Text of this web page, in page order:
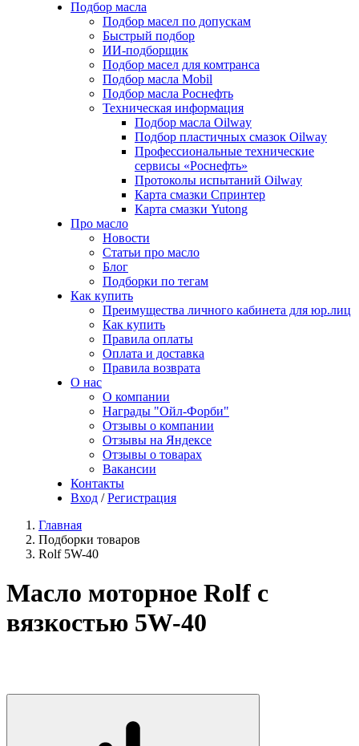
Подбор масла
Подбор масел по допускам
Быстрый подбор
ИИ-подборщик
Подбор масел для комтранса
Подбор масла Mobil
Подбор масла Роснефть
Техническая информация
Подбор масла Oilway
Подбор пластичных смазок Oilway
Профессиональные технические
сервисы «Роснефть»
Протоколы испытаний Oilway
Карта смазки Спринтер
Карта смазки Yutong
Про масло
Новости
Статьи про масло
Блог
Подборки по тегам
Как купить
Преимущества личного кабинета для юр.лиц
Как купить
Правила оплаты
Оплата и доставка
Правила возврата
О нас
О компании
Награды "Ойл-Форби"
Отзывы о компании
Отзывы на Яндексе
Отзывы о товарах
Вакансии
Контакты
Вход / Регистрация
Главная
Подборки товаров
Rolf 5W-40
Масло моторное Rolf с
вязкостью 5W-40